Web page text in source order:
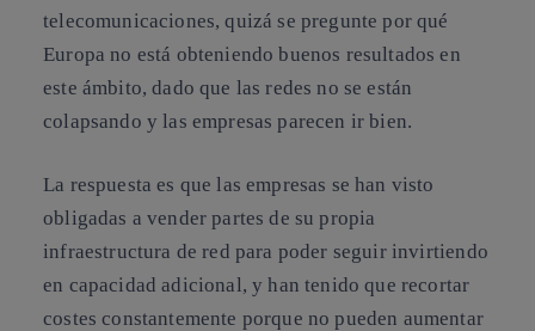
telecomunicaciones, quizá se pregunte por qué
Europa no está obteniendo buenos resultados en
este ámbito, dado que las redes no se están
colapsando y las empresas parecen ir bien.
La respuesta es que las empresas se han visto
obligadas a vender partes de su propia
infraestructura de red para poder seguir invirtiendo
en capacidad adicional, y han tenido que recortar
costes constantemente porque no pueden aumentar